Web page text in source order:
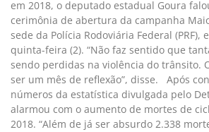
em 2018, o deputado estadual Goura
cerimônia de abertura da campanha
sede da Polícia Rodoviária Federal (PRF),
quinta-feira (2). “Não faz sentido que
sendo perdidas na violência do trânsito.
ser um mês de reflexão”, disse. Após
números da estatística divulgada pelo
alarmou com o aumento de mortes de
2018. “Além de já ser absurdo 2.338